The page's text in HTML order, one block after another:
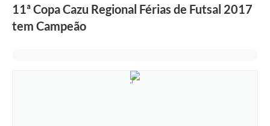
11ª Copa Cazu Regional Férias de Futsal 2017
tem Campeão